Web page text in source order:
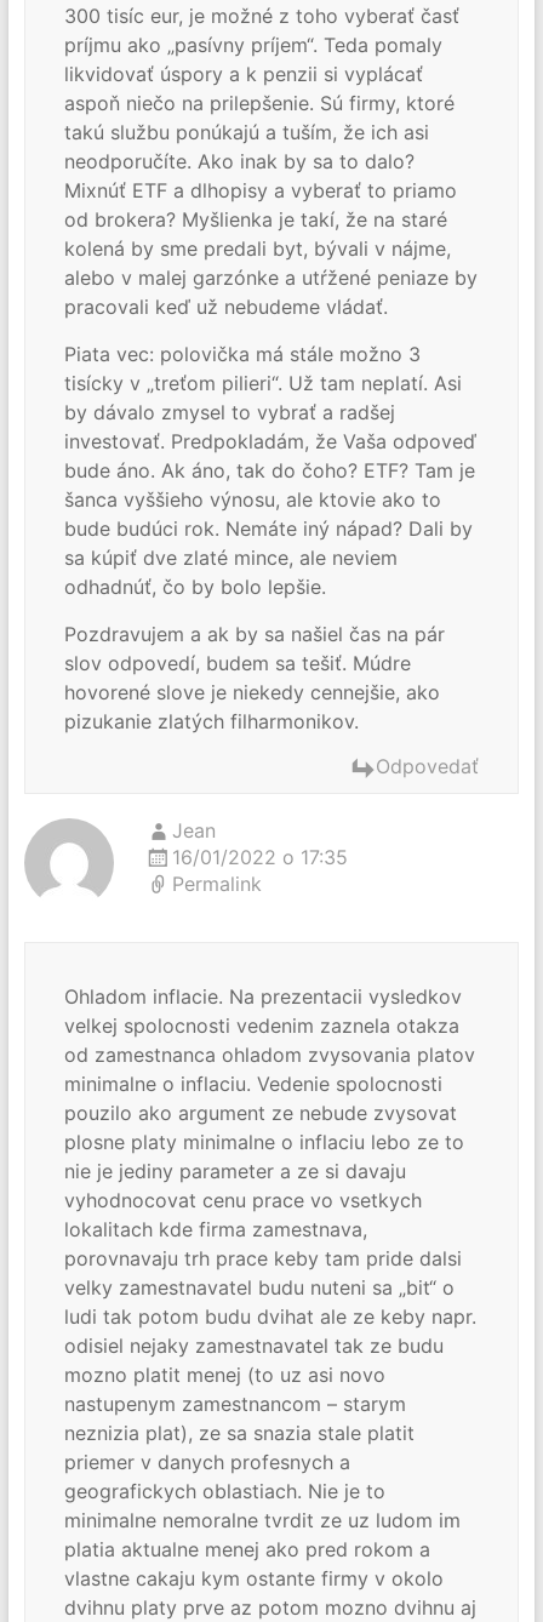
300 tisíc eur, je možné z toho vyberať časť
príjmu ako „pasívny príjem“. Teda pomaly
likvidovať úspory a k penzii si vyplácať
aspoň niečo na prilepšenie. Sú firmy, ktoré
takú službu ponúkajú a tuším, že ich asi
neodporučíte. Ako inak by sa to dalo?
Mixnúť ETF a dlhopisy a vyberať to priamo
od brokera? Myšlienka je takí, že na staré
kolená by sme predali byt, bývali v nájme,
alebo v malej garzónke a utŕžené peniaze by
pracovali keď už nebudeme vládať.
Piata vec: polovička má stále možno 3
tisícky v „treťom pilieri“. Už tam neplatí. Asi
by dávalo zmysel to vybrať a radšej
investovať. Predpokladám, že Vaša odpoveď
bude áno. Ak áno, tak do čoho? ETF? Tam je
šanca vyššieho výnosu, ale ktovie ako to
bude budúci rok. Nemáte iný nápad? Dali by
sa kúpiť dve zlaté mince, ale neviem
odhadnúť, čo by bolo lepšie.
Pozdravujem a ak by sa našiel čas na pár
slov odpovedí, budem sa tešiť. Múdre
hovorené slove je niekedy cennejšie, ako
pizukanie zlatých filharmonikov.
Odpovedať
Jean
16/01/2022 o 17:35
Permalink
Ohladom inflacie. Na prezentacii vysledkov
velkej spolocnosti vedenim zaznela otakza
od zamestnanca ohladom zvysovania platov
minimalne o inflaciu. Vedenie spolocnosti
pouzilo ako argument ze nebude zvysovat
plosne platy minimalne o inflaciu lebo ze to
nie je jediny parameter a ze si davaju
vyhodnocovat cenu prace vo vsetkych
lokalitach kde firma zamestnava,
porovnavaju trh prace keby tam pride dalsi
velky zamestnavatel budu nuteni sa „bit“ o
ludi tak potom budu dvihat ale ze keby napr.
odisiel nejaky zamestnavatel tak ze budu
mozno platit menej (to uz asi novo
nastupenym zamestnancom – starym
neznizia plat), ze sa snazia stale platit
priemer v danych profesnych a
geografickych oblastiach. Nie je to
minimalne nemoralne tvrdit ze uz ludom im
platia aktualne menej ako pred rokom a
vlastne cakaju kym ostante firmy v okolo
dvihnu platy prve az potom mozno dvihnu aj